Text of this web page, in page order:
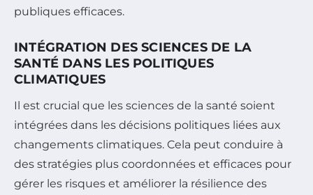
publiques efficaces.
INTÉGRATION DES SCIENCES DE LA
SANTÉ DANS LES POLITIQUES
CLIMATIQUES
Il est crucial que les sciences de la santé soient
intégrées dans les décisions politiques liées aux
changements climatiques. Cela peut conduire à
des stratégies plus coordonnées et efficaces pour
gérer les risques et améliorer la résilience des